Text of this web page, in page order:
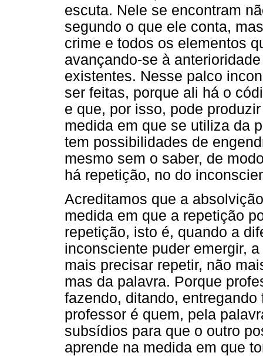
escuta. Nele se encontram
segundo o que ele conta,
crime e todos os elementos
avançando-se à
existentes. Nesse palco
ser feitas, porque ali há o
e que, por isso, pode
medida em que se utiliza da
tem possibilidades de
mesmo sem o saber, de
há repetição, no do
Acreditamos que a
medida em que a repetição
repetição, isto é, quando a
inconsciente puder emergir,
mais precisar repetir, não
mas da palavra. Porque
fazendo, ditando,
professor é quem, pela
subsídios para que o outro
aprende na medida em que